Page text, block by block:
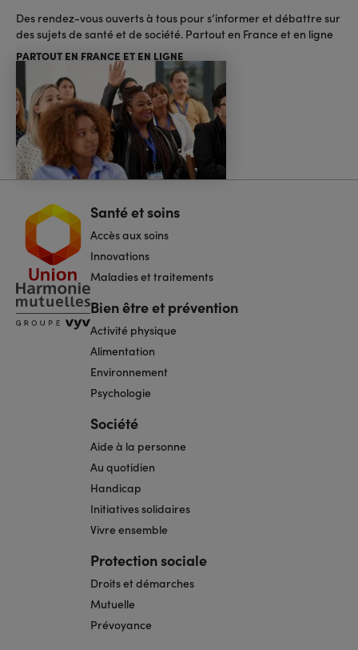
Des rendez-vous ouverts à tous pour s’informer et débattre sur
des sujets de santé et de société. Partout en France et en ligne
PARTOUT EN FRANCE ET EN LIGNE
Navigation
pied
de
page
Santé et soins
Accès aux soins
Innovations
Maladies et traitements
Bien être et prévention
Activité physique
Alimentation
Environnement
Psychologie
Société
Aide à la personne
Au quotidien
Handicap
Initiatives solidaires
Vivre ensemble
Protection sociale
Droits et démarches
Mutuelle
Prévoyance